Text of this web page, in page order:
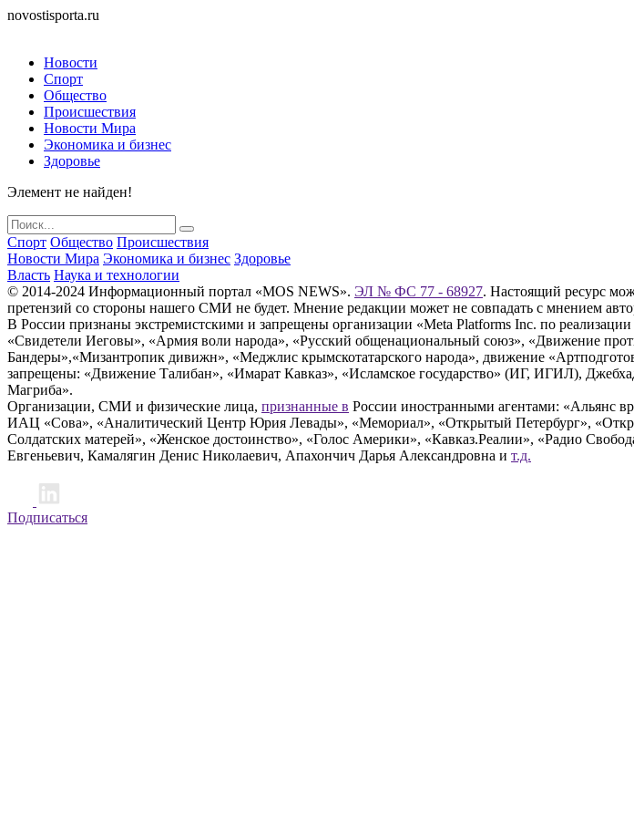
novostisporta.ru
Новости
Спорт
Общество
Происшествия
Новости Мира
Экономика и бизнес
Здоровье
Элемент не найден!
Спорт Общество Происшествия
Новости Мира Экономика и бизнес Здоровье
Власть Наука и технологии
© 2014-2024 Информационный портал «MOS NEWS». ЭЛ № ФС 77 - 68927. Настоящий ресурс
претензий со стороны нашего СМИ не будет. Мнение редакции может не совпадать с мнением
В России признаны экстремистскими и запрещены организации «Meta Platforms Inc. по
«Свидетели Иеговы», «Армия воли народа», «Русский общенациональный союз», «Движение
Бандеры»,«Мизантропик дивижн», «Меджлис крымскотатарского народа», движение
запрещены: «Движение Талибан», «Имарат Кавказ», «Исламское государство» (ИГ, ИГИЛ),
Магриба».
Организации, СМИ и физические лица, признанные в России иностранными агентами: «Альянс
ИАЦ «Сова», «Аналитический Центр Юрия Левады», «Мемориал», «Открытый Петербург»,
Солдатских матерей», «Женское достоинство», «Голос Америки», «Кавказ.Реалии», «Радио
Евгеньевич, Камалягин Денис Николаевич, Апахончич Дарья Александровна и т.д.
Подписаться